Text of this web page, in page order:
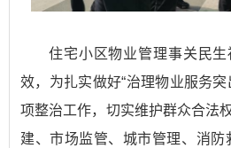
住宅小区物业管理事关民
效，为扎实做好“治理物业服务
项整治工作，切实维护群众合法
建、市场监管、城市管理、消防